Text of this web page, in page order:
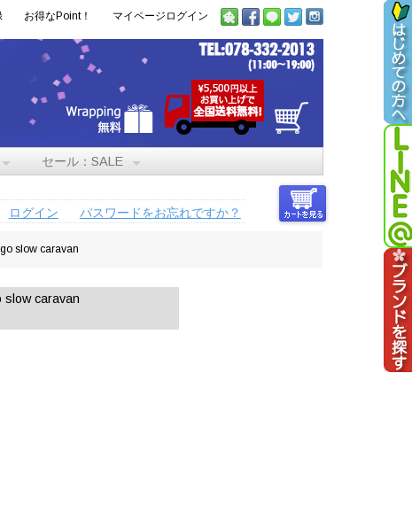
お得なPoint！ マイページログイン
セール：SALE
ログイン パスワードをお忘れですか？
slow caravan
slow caravan